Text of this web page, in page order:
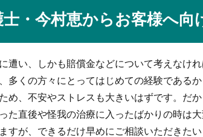
・今村恵からお客様へ向
遭い、しかも賠償金などについて考えなけ
多くの方々にとってはじめての経験であるか
め、不安やストレスも大きいはずです。だか
た直後や怪我の治療に入ったばかりの時は
すが、できるだけ早めにご相談いただきたい